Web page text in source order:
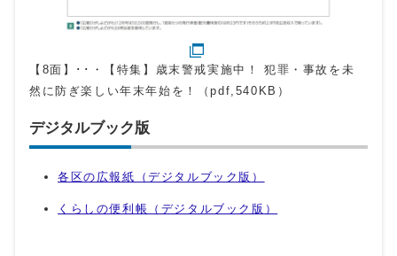
【8面】･･・【特集】歳末警戒実施中！ 犯罪・事故を未
然に防ぎ楽しい年末年始を！（pdf,540KB）
デジタルブック版
各区の広報紙（デジタルブック版）
くらしの便利帳（デジタルブック版）